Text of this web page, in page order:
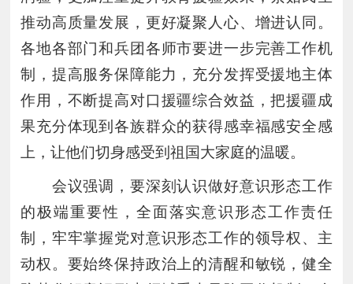
推动高质量发展，更好凝聚人心、增进认同。
各地各部门和兵团各师市要进一步完善工作机
制，提高服务保障能力，充分发挥受援地主体
作用，不断提高对口援疆综合效益，把援疆成
果充分体现到各族群众的获得感幸福感安全感
上，让他们切身感受到祖国大家庭的温暖。
会议强调，要深刻认识做好意识形态工作
的极端重要性，全面落实意识形态工作责任
制，牢牢掌握党对意识形态工作的领导权、主
动权。要始终保持政治上的清醒和敏锐，健全